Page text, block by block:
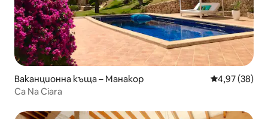
Ваканционна къща – Манакор Средна
4,97 (38)
Ca Na Ciara